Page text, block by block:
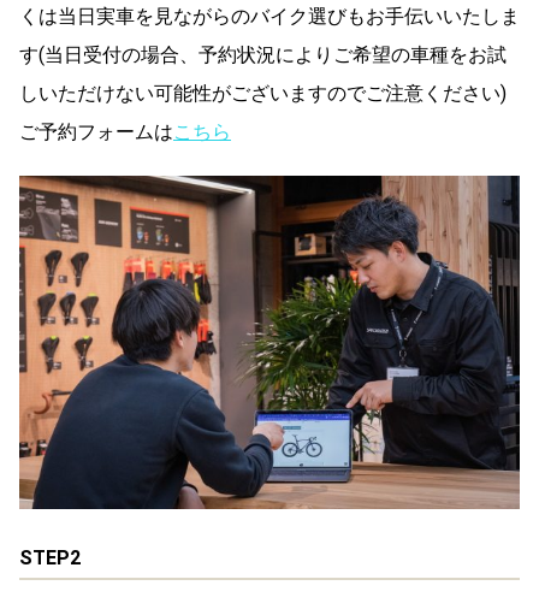
くは当日実車を見ながらのバイク選びもお手伝いいたしま
す(当日受付の場合、予約状況によりご希望の車種をお試
しいただけない可能性がございますのでご注意ください)
ご予約フォームはこちら
STEP2